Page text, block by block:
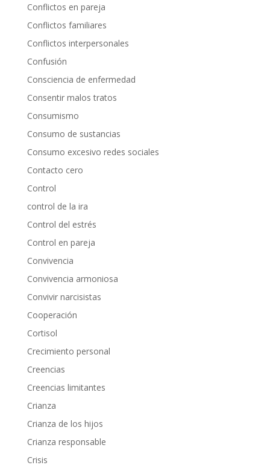
Conflictos en pareja
Conflictos familiares
Conflictos interpersonales
Confusión
Consciencia de enfermedad
Consentir malos tratos
Consumismo
Consumo de sustancias
Consumo excesivo redes sociales
Contacto cero
Control
control de la ira
Control del estrés
Control en pareja
Convivencia
Convivencia armoniosa
Convivir narcisistas
Cooperación
Cortisol
Crecimiento personal
Creencias
Creencias limitantes
Crianza
Crianza de los hijos
Crianza responsable
Crisis